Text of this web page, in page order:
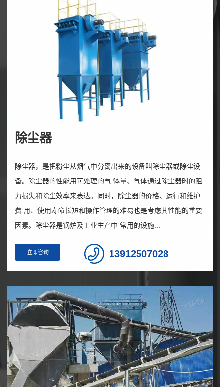
除尘器
除尘器，是把粉尘从烟气中分离出来的设备叫除尘器或除尘设
备。除尘器的性能用可处理的气 体量、气体通过除尘器时的阻
力损失和除尘效率来表达。同时，除尘器的价格、运行和维护
费 用、使用寿命长短和操作管理的难易也是考虑其性能的重要
因素。除尘器是锅炉及工业生产中 常用的设施...
立即咨询 13912507028